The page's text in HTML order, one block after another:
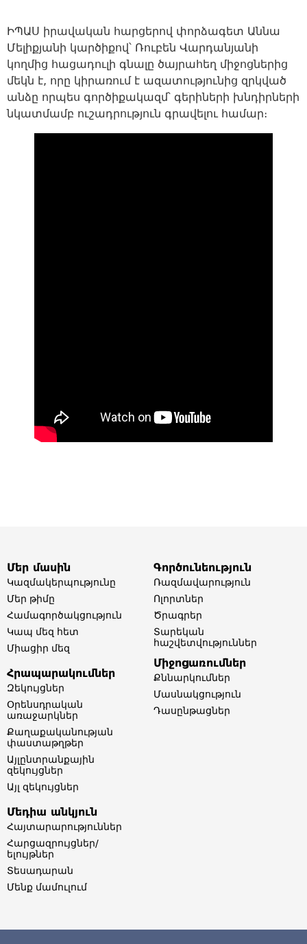
ԻՊԱՍ իրավական հարցերով փորձագետ Աննա
Մելիքյանի կարծիքով՝ Ռուբեն Վարդանյանի
կողմից հացադուլի գնալը ծայրահեղ միջոցներից
մեկն է, որը կիրառում է ազատությունից զրկված
անձը որպես գործիքակազմ՝ գերիների խնդիրների
նկատմամբ ուշադրություն գրավելու համար։
Մեր մասին
Կազմակերպությունը
Մեր թիմը​
Համագործակցություն
Կապ մեզ հետ
Միացիր մեզ
Գործունեություն
Ռազմավարություն
Ոլորտներ​
Ծրագրեր
Տարեկան
հաշվետվություններ​
Հրապարակումներ
Զեկույցներ
Օրենսդրական
առաջարկներ
Քաղաքականության
փաստաթղթեր
Այլընտրանքային
զեկույցներ
Այլ զեկույցներ
Միջոցառումներ
Քննարկումներ
Մասնակցություն
Դասընթացներ
Մեդիա անկյուն
Հայտարարություններ
Հարցազրույցներ/
ելույթներ
Տեսադարան
Մենք մամուլում